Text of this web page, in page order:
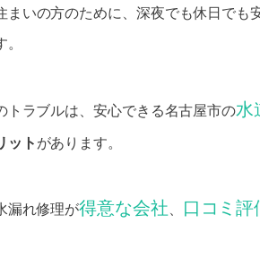
まいの方のために、深夜でも休日でも
トラブルは、安心できる名古屋市の水
ット があります。
漏れ修理が得意な会社 口コミ評